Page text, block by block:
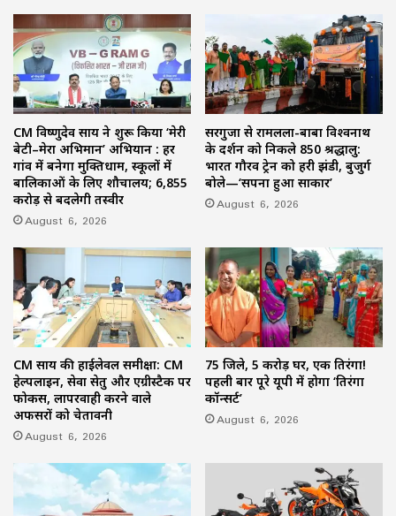
CM विष्णुदेव साय ने शुरू किया ‘मेरी
बेटी–मेरा अभिमान’ अभियान : हर
गांव में बनेगा मुक्तिधाम, स्कूलों में
बालिकाओं के लिए शौचालय; 6,855
करोड़ से बदलेगी तस्वीर
August 6, 2026
सरगुजा से रामलला-बाबा विश्वनाथ
के दर्शन को निकले 850 श्रद्धालु:
भारत गौरव ट्रेन को हरी झंडी, बुजुर्ग
बोले—‘सपना हुआ साकार’
August 6, 2026
CM साय की हाईलेवल समीक्षा: CM
हेल्पलाइन, सेवा सेतु और एग्रीस्टैक पर
फोकस, लापरवाही करने वाले
अफसरों को चेतावनी
August 6, 2026
75 जिले, 5 करोड़ घर, एक तिरंगा!
पहली बार पूरे यूपी में होगा ‘तिरंगा
कॉन्सर्ट’
August 6, 2026